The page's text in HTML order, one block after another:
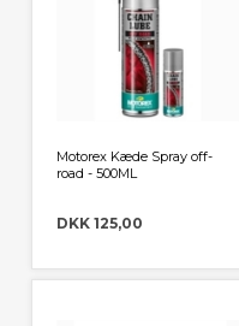
Motorex Kæde Spray off-
road - 500ML
DKK 125,00